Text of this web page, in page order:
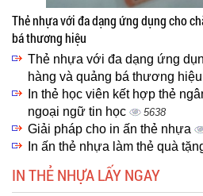
Thẻ nhựa với đa dạng ứng dụng cho
bá thương hiệu
Thẻ nhựa với đa dạng ứng
hàng và quảng bá thương hiệu
In thẻ học viên kết hợp thẻ
ngoại ngữ tin học
5638
Giải pháp cho in ấn thẻ nhựa
In ấn thẻ nhựa làm thẻ quà
IN THẺ NHỰA LẤY NGAY